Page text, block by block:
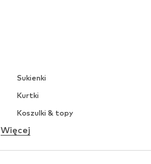
Sukienki
Kurtki
Koszulki & topy
Bielizna
Więcej